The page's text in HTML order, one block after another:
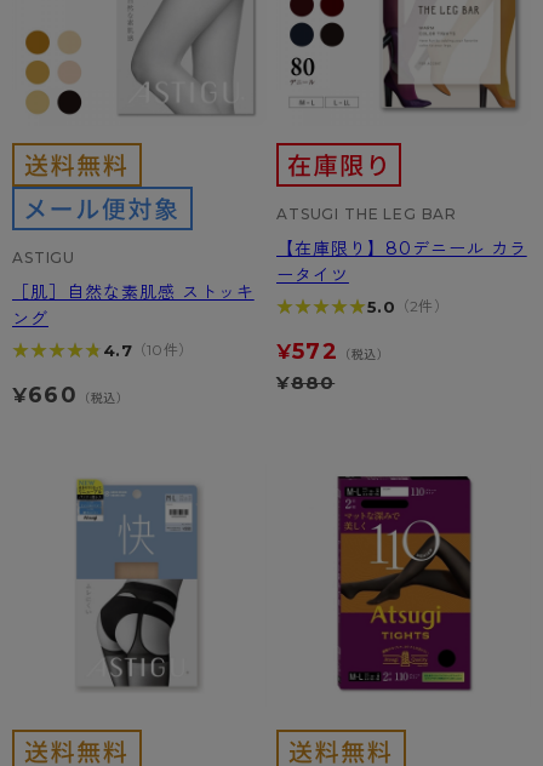
ASTIGU
［肌］自然な素肌感 ストッキ
ング
★★★★★
★★★★★ 4.7（10件）
¥660 （税込）
ATSUGI THE LEG BAR
【在庫限り】80デニール カラ
ータイツ
★★★★★
★★★★★5.0 （2件）
¥572 （税込）
¥880